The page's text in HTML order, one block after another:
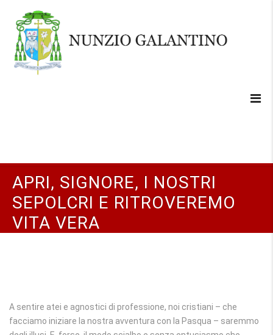
APRI, SIGNORE, I NOSTRI
SEPOLCRI E RITROVEREMO
VITA VERA
A sentire atei e agnostici di professione, noi cristiani – che
facciamo iniziare la nostra avventura con la Pasqua – saremmo